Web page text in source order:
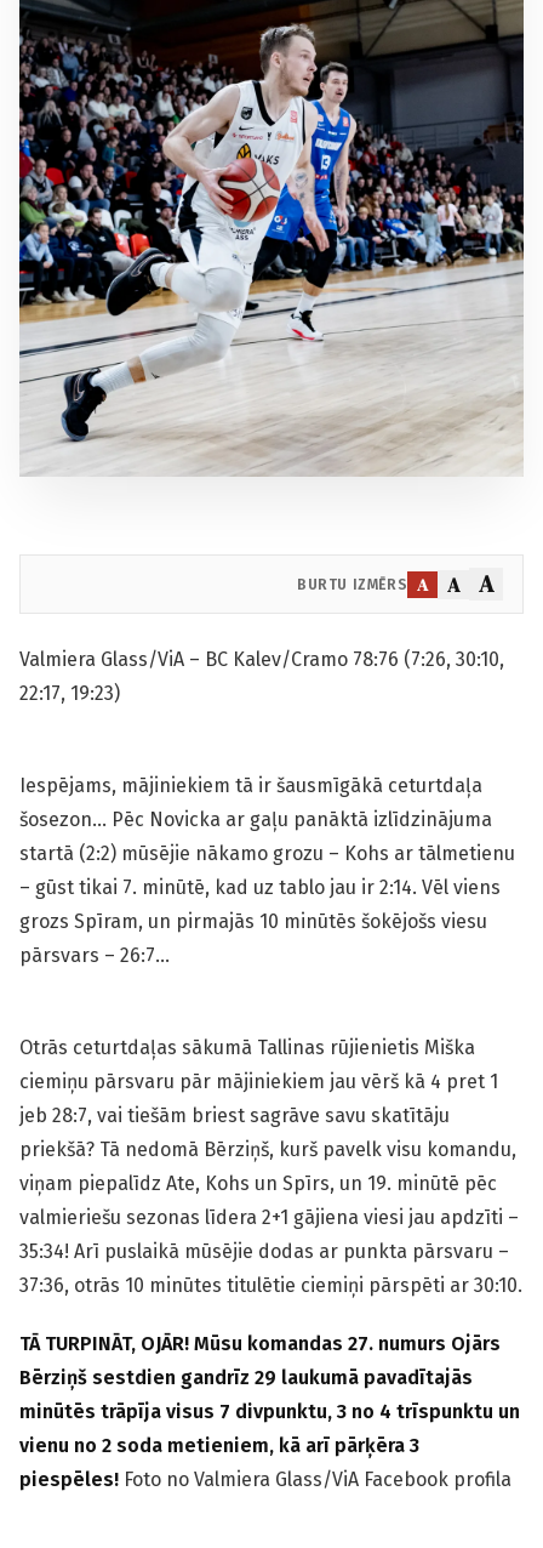
BURTU IZMĒRS A A A
Valmiera Glass/ViA – BC Kalev/Cramo 78:76 (7:26, 30:10,
22:17, 19:23)
Iespējams, mājiniekiem tā ir šausmīgākā ceturtdaļa
šosezon… Pēc Novicka ar gaļu panāktā izlīdzinājuma
startā (2:2) mūsējie nākamo grozu – Kohs ar tālmetienu
– gūst tikai 7. minūtē, kad uz tablo jau ir 2:14. Vēl viens
grozs Spīram, un pirmajās 10 minūtēs šokējošs viesu
pārsvars – 26:7…
Otrās ceturtdaļas sākumā Tallinas rūjienietis Miška
ciemiņu pārsvaru pār mājiniekiem jau vērš kā 4 pret 1
jeb 28:7, vai tiešām briest sagrāve savu skatītāju
priekšā? Tā nedomā Bērziņš, kurš pavelk visu komandu,
viņam piepalīdz Ate, Kohs un Spīrs, un 19. minūtē pēc
valmieriešu sezonas līdera 2+1 gājiena viesi jau apdzīti –
35:34! Arī puslaikā mūsējie dodas ar punkta pārsvaru –
37:36, otrās 10 minūtes titulētie ciemiņi pārspēti ar 30:10.
TĀ TURPINĀT, OJĀR! Mūsu komandas 27. numurs Ojārs
Bērziņš sestdien gandrīz 29 laukumā pavadītajās
minūtēs trāpīja visus 7 divpunktu, 3 no 4 trīspunktu un
vienu no 2 soda metieniem, kā arī pārķēra 3
piespēles! Foto no Valmiera Glass/ViA Facebook profila